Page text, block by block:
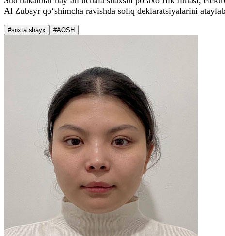
Al Zubayr qo‘shimcha ravishda soliq deklaratsiyalarini
#soxta shayx #AQSH